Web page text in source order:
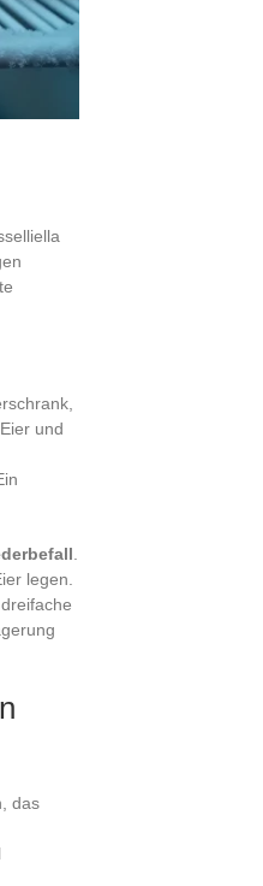
und
.
legen.
das